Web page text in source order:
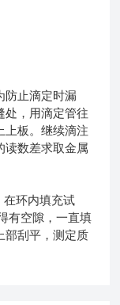
防止滴定时漏
处，用滴定管往
板。继续滴注
读数差求取金属
在环内填充试
有空隙，一直填
部刮平，测定质